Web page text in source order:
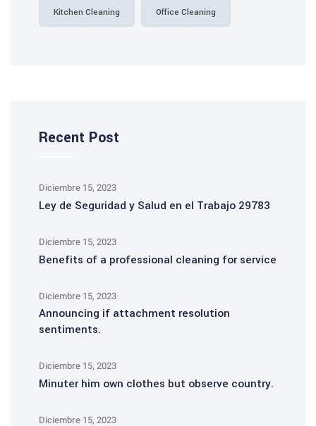
Kitchen Cleaning Office Cleaning
Recent Post
Diciembre 15, 2023
Ley de Seguridad y Salud en el Trabajo 29783
Diciembre 15, 2023
Benefits of a professional cleaning for service
Diciembre 15, 2023
Announcing if attachment resolution
sentiments.
Diciembre 15, 2023
Minuter him own clothes but observe country.
Diciembre 15, 2023